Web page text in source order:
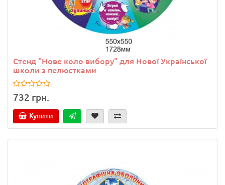
Стенд "Нове коло вибору" для Нової Української
школи з пелюстками
732 грн.
Купити